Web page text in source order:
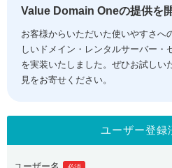
ドメイン移管
ドメイン価格一覧
ドメイン一括検索
.jpドメインオークション
gTLDオークション NEW!
コアサーバー
バリューサーバー
XREA
セキュリティトップ
Value Domain ネットde診断
SSL証明書
サービストップ
お得意様割引
Value Domain Oneの提供を
お客様からいただいた使いやすさへ
しいドメイン・レンタルサーバー・
を実装いたしました。ぜひお試しい
見をお寄せください。
ユーザー登録